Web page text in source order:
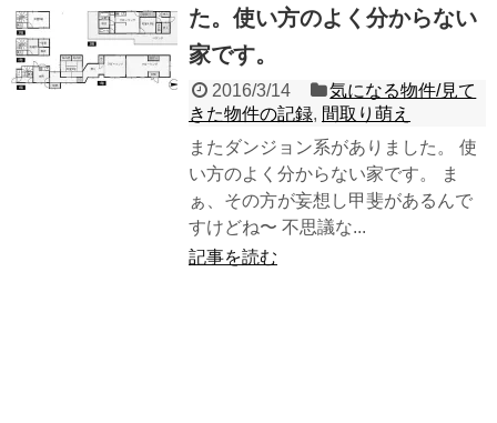
た。使い方のよく分からない
家です。
2016/3/14
気になる物件/見て
きた物件の記録, 間取り萌え
またダンジョン系がありました。 使
い方のよく分からない家です。 ま
ぁ、その方が妄想し甲斐があるんで
すけどね〜 不思議な...
記事を読む